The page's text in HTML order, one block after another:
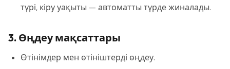
түрі, кіру уақыты — автоматты түрде жиналады.
3. Өңдеу мақсаттары
Өтінімдер мен өтініштерді өңдеу.